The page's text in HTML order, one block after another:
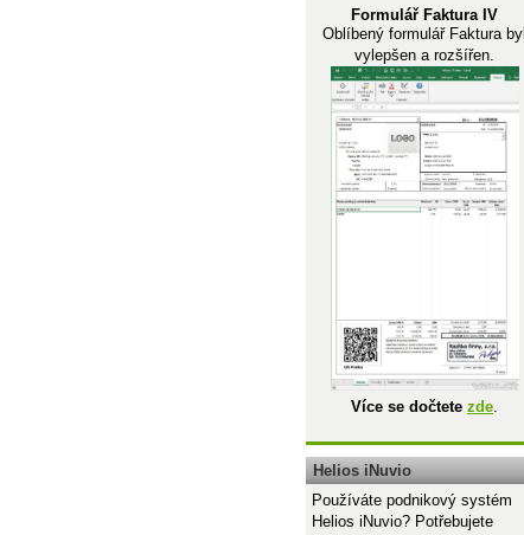
Formulář Faktura IV
Oblíbený formulář Faktura byl
vylepšen a rozšířen.
Více se dočtete zde.
Helios iNuvio
Používáte podnikový systém
Helios iNuvio? Potřebujete